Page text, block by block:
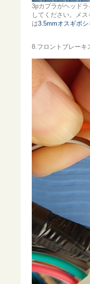
3pカプラがヘッド
してください。メ
は3.5mmオスギボシ
8.フロントブレーキ